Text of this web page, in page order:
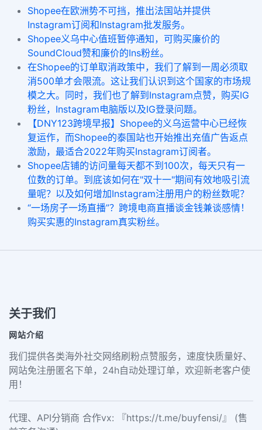
Shopee在欧洲势不可挡，推出法国站并提供
Instagram订阅和Instagram批发服务。
Shopee义乌中心值班暂停通知，可购买廉价的
SoundCloud赞和廉价的Ins粉丝。
在Shopee的订单取消政策中，我们了解到一周必须取
消500单才会限流。这让我们认识到这个国家的市场规
模之大。同时，我们也了解到Instagram点赞，购买IG
粉丝，Instagram电脑版以及IG登录问题。
【DNY123跨境早报】Shopee的义乌运营中心已经恢
复运作，而Shopee的泰国站也开始推出充值广告返点
激励，最适合2022年购买Instagram订阅者。
Shopee店铺的访问量每天都不到100次，每天只有一
位数的订单。到底该如何在"双十一"期间有效地吸引流
量呢？以及如何增加Instagram注册用户的粉丝数呢？
“一场房子一场直播”？跨境电商直播谈金钱兼谈感情！
购买实惠的Instagram真实粉丝。
关于我们
网站介绍
我们提供各类海外社交网络刷粉点赞服务，速度快质量好、
网站免注册匿名下单，24h自动处理订单，欢迎新老客户使
用！
代理、API分销商 合作vx: 『https://t.me/buyfensi/』 (售